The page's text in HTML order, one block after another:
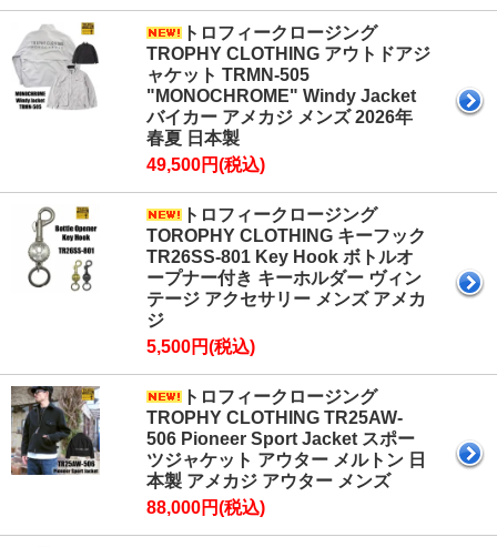
トロフィークロージング
TROPHY CLOTHING アウトドアジ
ャケット TRMN-505
"MONOCHROME" Windy Jacket
バイカー アメカジ メンズ 2026年
春夏 日本製
49,500円(税込)
トロフィークロージング
TOROPHY CLOTHING キーフック
TR26SS-801 Key Hook ボトルオ
ープナー付き キーホルダー ヴィン
テージ アクセサリー メンズ アメカ
ジ
5,500円(税込)
トロフィークロージング
TROPHY CLOTHING TR25AW-
506 Pioneer Sport Jacket スポー
ツジャケット アウター メルトン 日
本製 アメカジ アウター メンズ
88,000円(税込)